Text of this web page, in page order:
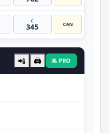
C
345 CAN
📲 🖨️ PRO